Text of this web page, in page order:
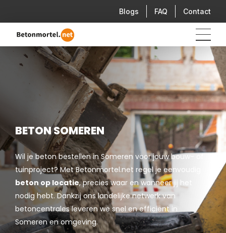
Blogs FAQ Contact
BETON SOMEREN
Wil je beton bestellen in Someren voor jouw bouw- of
tuinproject? Met Betonmortel.net regel je eenvoudig
beton op locatie, precies waar en wanneer jij het
nodig hebt. Dankzij ons landelijke netwerk van
betoncentrales leveren we snel en efficiënt in
Someren en omgeving.